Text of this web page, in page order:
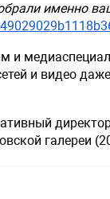
и
и видео
галереи